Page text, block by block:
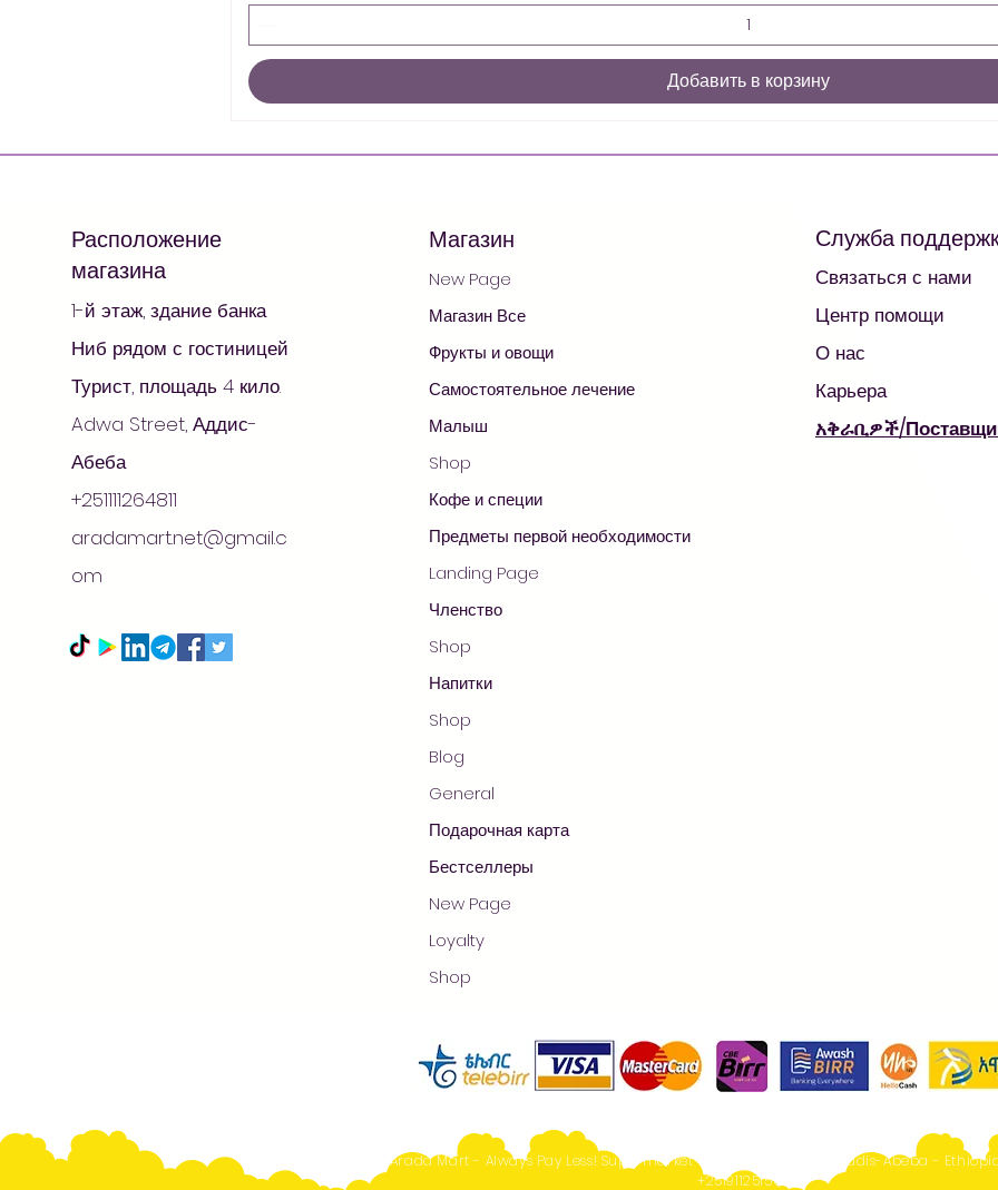
Добавить в корзину
© 2021 AradaMart - Бакалея -Супермаркет - Покупки
Расположение
магазина
1-й этаж, здание банка
Ниб рядом с гостиницей
Турист, площадь 4 кило.
Adwa Street, Аддис-
Абеба
+251111264811
aradamart.net@gmail.c
om
Магазин
New Page
Магазин Все
Фрукты и овощи
Самостоятельное лечение
Малыш
Shop
Кофе и специи
Предметы первой необходимости
Landing Page
Членство
Shop
Напитки
Shop
Blog
General
Подарочная карта
Бестселлеры
New Page
Loyalty
Shop
Служба
Связаться с нами
Центр помощи
О нас
Карьера
አቅራቢዎች/
Arada Mart - Always Pay Less! Supermarket - Online Shopping- Addis-Abeba -
+251911251567